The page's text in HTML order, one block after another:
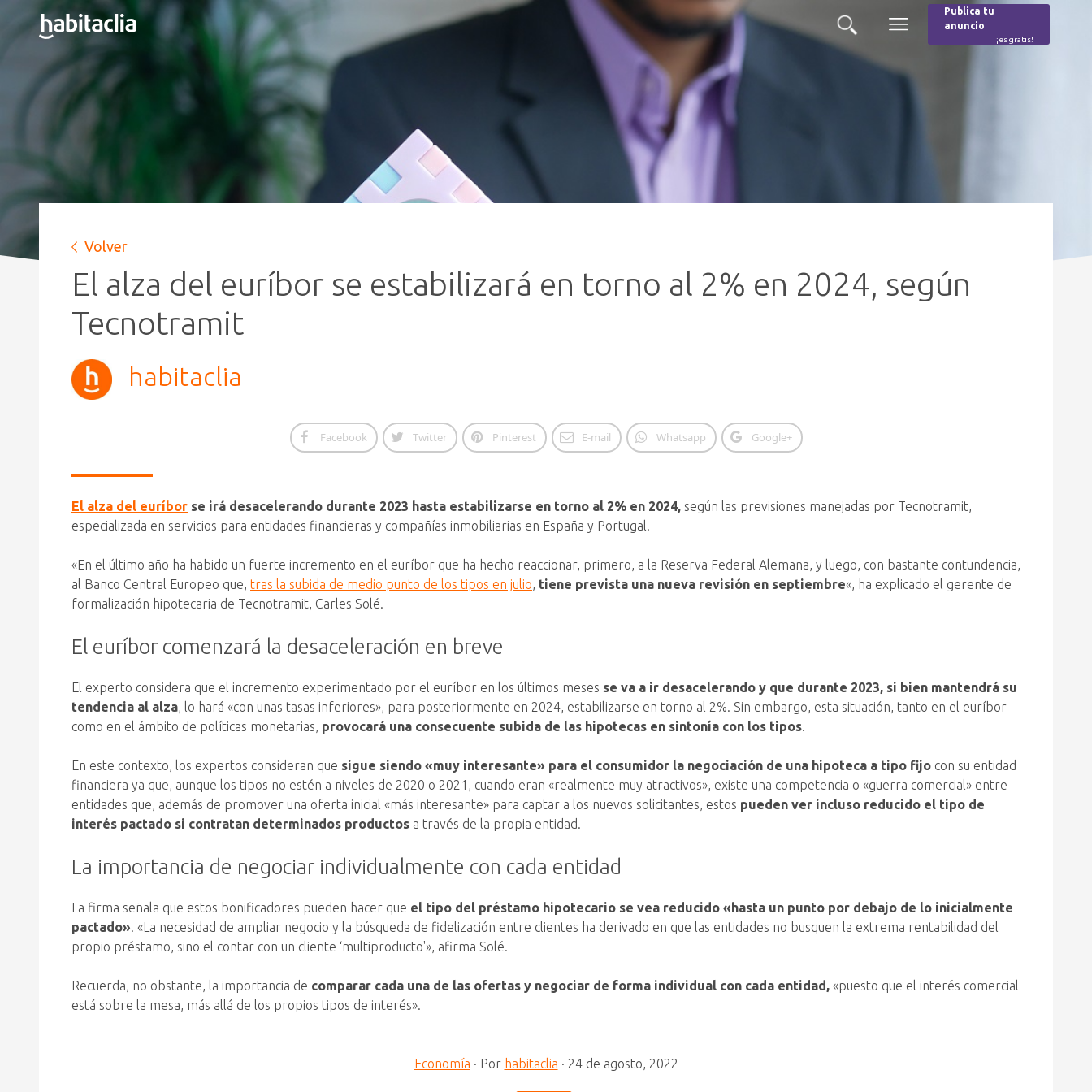
Buscar
Menú
Publica tu
anuncio
¡es gratis!
Volver
El alza del euríbor se estabilizará en torno al 2% en 2024, según
Tecnotramit
habitaclia
Facebook Twitter Pinterest E-mail Whatsapp Google+
El alza del euríbor se irá desacelerando durante 2023 hasta estabilizarse en torno al 2% en 2024, según las previsiones manejadas por Tecnotramit,
especializada en servicios para entidades financieras y compañías inmobiliarias en España y Portugal.
«En el último año ha habido un fuerte incremento en el euríbor que ha hecho reaccionar, primero, a la Reserva Federal Alemana, y luego, con bastante contundencia,
al Banco Central Europeo que, tras la subida de medio punto de los tipos en julio, tiene prevista una nueva revisión en septiembre«, ha explicado el gerente de
formalización hipotecaria de Tecnotramit, Carles Solé.
El euríbor comenzará la desaceleración en breve
El experto considera que el incremento experimentado por el euríbor en los últimos meses se va a ir desacelerando y que durante 2023, si bien mantendrá su
tendencia al alza, lo hará «con unas tasas inferiores», para posteriormente en 2024, estabilizarse en torno al 2%. Sin embargo, esta situación, tanto en el euríbor
como en el ámbito de políticas monetarias, provocará una consecuente subida de las hipotecas en sintonía con los tipos.
En este contexto, los expertos consideran que sigue siendo «muy interesante» para el consumidor la negociación de una hipoteca a tipo fijo con su entidad
financiera ya que, aunque los tipos no estén a niveles de 2020 o 2021, cuando eran «realmente muy atractivos», existe una competencia o «guerra comercial» entre
entidades que, además de promover una oferta inicial «más interesante» para captar a los nuevos solicitantes, estos pueden ver incluso reducido el tipo de
interés pactado si contratan determinados productos a través de la propia entidad.
La importancia de negociar individualmente con cada entidad
La firma señala que estos bonificadores pueden hacer que el tipo del préstamo hipotecario se vea reducido «hasta un punto por debajo de lo inicialmente
pactado». «La necesidad de ampliar negocio y la búsqueda de fidelización entre clientes ha derivado en que las entidades no busquen la extrema rentabilidad del
propio préstamo, sino el contar con un cliente ‘multiproducto'», afirma Solé.
Recuerda, no obstante, la importancia de comparar cada una de las ofertas y negociar de forma individual con cada entidad, «puesto que el interés comercial
está sobre la mesa, más allá de los propios tipos de interés».
Economía · Por habitaclia · 24 de agosto, 2022